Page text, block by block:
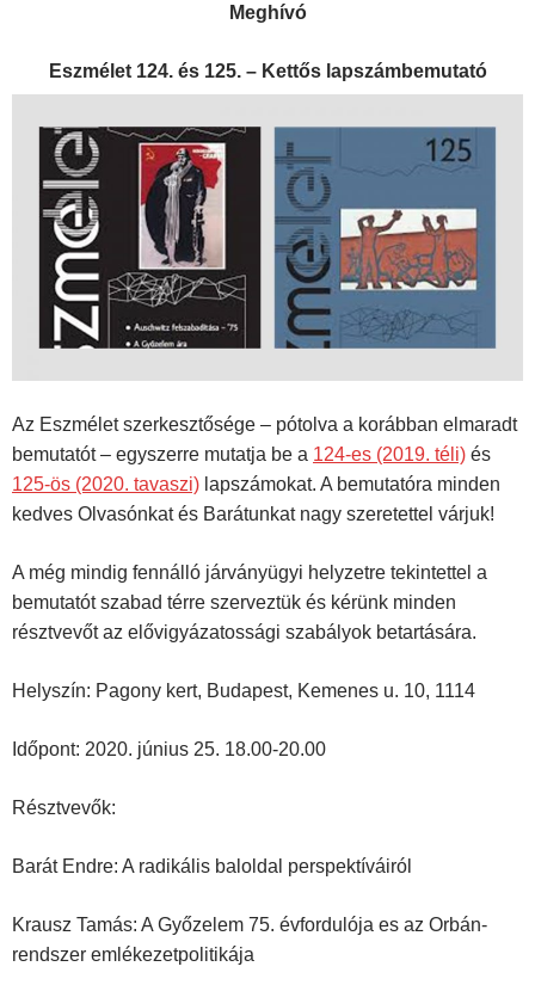
Meghívó
Eszmélet 124. és 125. – Kettős lapszámbemutató
Az Eszmélet szerkesztősége – pótolva a korábban elmaradt
bemutatót – egyszerre mutatja be a 124-es (2019. téli) és
125-ös (2020. tavaszi) lapszámokat. A bemutatóra minden
kedves Olvasónkat és Barátunkat nagy szeretettel várjuk!
A még mindig fennálló járványügyi helyzetre tekintettel a
bemutatót szabad térre szerveztük és kérünk minden
résztvevőt az elővigyázatossági szabályok betartására.
Helyszín: Pagony kert, Budapest, Kemenes u. 10, 1114
Időpont: 2020. június 25. 18.00-20.00
Résztvevők:
Barát Endre: A radikális baloldal perspektíváiról
Krausz Tamás: A Győzelem 75. évfordulója es az Orbán-
rendszer emlékezetpolitikája